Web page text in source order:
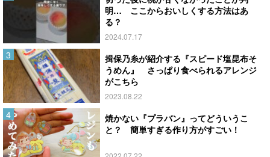
明… ここからおいしくする方法はあ
る？
2024.07.17
揖保乃糸が紹介する『スピード塩昆布そ
うめん』 さっぱり食べられるアレンジ
がこちら
2023.08.22
焼かない『プラバン』ってどういうこ
と？ 簡単すぎる作り方がすごい！